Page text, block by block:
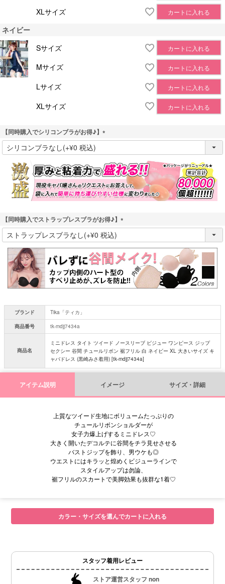
XLサイズ カートに入れる
ネイビー
Sサイズ
カートに入れる
Mサイズ カートに入れる
Lサイズ カートに入れる
XLサイズ カートに入れる
【同時購入でシリコンブラがお得♪】
(
必
須
)
【同時購入でストラップレスブラがお得♪】
(
必
須
)
ブランド
Tika「ティカ」
商品番号
tk-mdjj7434a
商品名
ミニドレス タイト ツイード ノースリーブ ビジュー ワンピース ジップ
セクシー 谷間 チュールリボン 裾フリル 白 ネイビー XL 大きいサイズ キ
ャバドレス (黒崎みさ着用) [tk-mdjj7434a]
アイテム説明 イメージ サイズ・詳細
上質なツイード生地にボリュームたっぷりの
チュールリボンショルダーが
女子力爆上げするミニドレス♡
大きく開いたデコルテに谷間をチラ見せさせる
バストジップを飾り、男ウケも◎
ウエストにはキラッと煌めくビジューラインで
スタイルアップは勿論、
裾フリルのスカートで美脚効果も抜群な1着♡
カラー・サイズを選んでカートに入れる
スタッフ着用レビュー
ストア運営スタッフ non